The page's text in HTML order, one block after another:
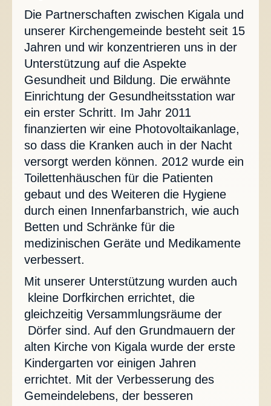
Die Partnerschaften zwischen Kigala und
unserer Kirchengemeinde besteht seit 15
Jahren und wir konzentrieren uns in der
Unterstützung auf die Aspekte
Gesundheit und Bildung. Die erwähnte
Einrichtung der Gesundheitsstation war
ein erster Schritt. Im Jahr 2011
finanzierten wir eine Photovoltaikanlage,
so dass die Kranken auch in der Nacht
versorgt werden können. 2012 wurde ein
Toilettenhäuschen für die Patienten
gebaut und des Weiteren die Hygiene
durch einen Innenfarbanstrich, wie auch
Betten und Schränke für die
medizinischen Geräte und Medikamente
verbessert.
Mit unserer Unterstützung wurden auch
kleine Dorfkirchen errichtet, die
gleichzeitig Versammlungsräume der
Dörfer sind. Auf den Grundmauern der
alten Kirche von Kigala wurde der erste
Kindergarten vor einigen Jahren
errichtet. Mit der Verbesserung des
Gemeindelebens, der besseren